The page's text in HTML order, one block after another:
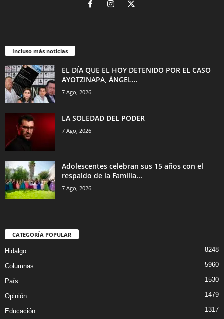
Incluso más noticias
EL DÍA QUE EL HOY DETENIDO POR EL CASO
AYOTZINAPA, ÁNGEL...
7 Ago, 2026
LA SOLEDAD DEL PODER
7 Ago, 2026
Adolescentes celebran sus 15 años con el
respaldo de la Familia...
7 Ago, 2026
CATEGORÍA POPULAR
Hidalgo 8248
Columnas 5960
País 1530
Opinión 1479
Educación 1317